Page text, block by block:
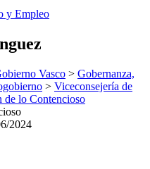
y Empleo
Vasco > Gobernanza,
> Viceconsejería de
de lo Contencioso
2024